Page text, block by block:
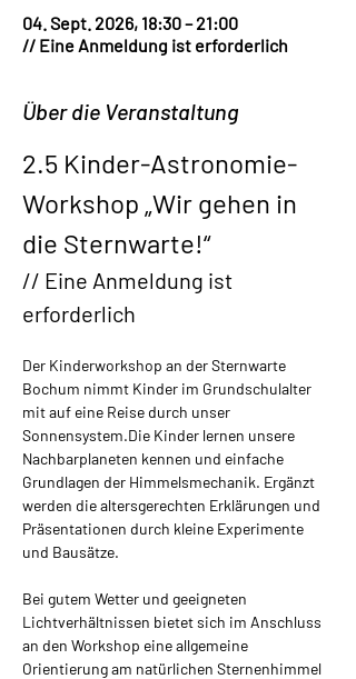
04. Sept. 2026, 18:30 – 21:00
// Eine Anmeldung ist erforderlich
Über die Veranstaltung
2.5 Kinder-Astronomie-
Workshop „Wir gehen in
die Sternwarte!“
// Eine Anmeldung ist
erforderlich
Der Kinderworkshop an der Sternwarte
Bochum nimmt Kinder im Grundschulalter
mit auf eine Reise durch unser
Sonnensystem.​Die Kinder lernen unsere
Nachbarplaneten kennen und einfache
Grundlagen der Himmelsmechanik. Ergänzt
werden die altersgerechten Erklärungen und
Präsentationen durch kleine Experimente
und Bausätze.
Bei gutem Wetter und geeigneten
Lichtverhältnissen bietet sich im Anschluss
an den Workshop eine allgemeine
Orientierung am natürlichen Sternenhimmel